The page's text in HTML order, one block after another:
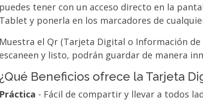
puedes tener con un acceso directo en la
Tablet y ponerla en los marcadores de
Muestra el Qr (Tarjeta Digital o Información
escaneen y listo, podrán guardar de manera
¿Qué Beneficios ofrece la Tarjeta
Práctica - Fácil de compartir y llevar a todos